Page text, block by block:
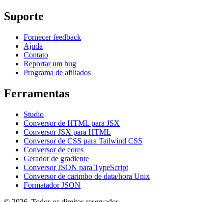
Suporte
Fornecer feedback
Ajuda
Contato
Reportar um bug
Programa de afiliados
Ferramentas
Studio
Conversor de HTML para JSX
Conversor JSX para HTML
Conversor de CSS para Tailwind CSS
Conversor de cores
Gerador de gradiente
Conversor JSON para TypeScript
Conversor de carimbo de data/hora Unix
Formatador JSON